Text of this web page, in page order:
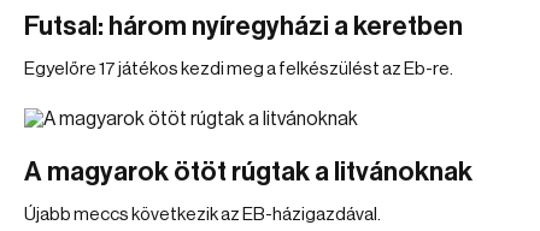
Futsal: három nyíregyházi a keretben
Egyelőre 17 játékos kezdi meg a felkészülést az Eb-re.
A magyarok ötöt rúgtak a litvánoknak
Újabb meccs következik az EB-házigazdával.